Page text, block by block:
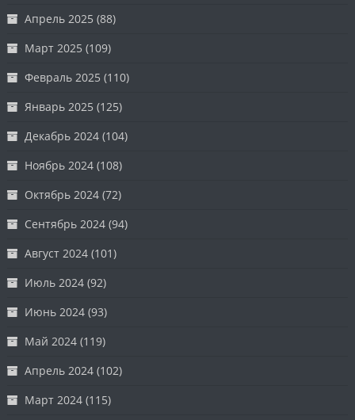
Апрель 2025 (88)
Март 2025 (109)
Февраль 2025 (110)
Январь 2025 (125)
Декабрь 2024 (104)
Ноябрь 2024 (108)
Октябрь 2024 (72)
Сентябрь 2024 (94)
Август 2024 (101)
Июль 2024 (92)
Июнь 2024 (93)
Май 2024 (119)
Апрель 2024 (102)
Март 2024 (115)